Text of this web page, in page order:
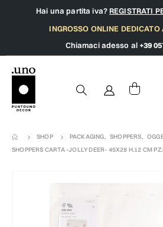
Hai una partita iva?REGISTRATI
INGROSSO ONLINE DEDICATO
Chiamaci adesso al +39
SHOP PACKAGING, SHOPPERS,
SHOPPERS CARTA -JOLLY DEER- 45X28 H.12 CM